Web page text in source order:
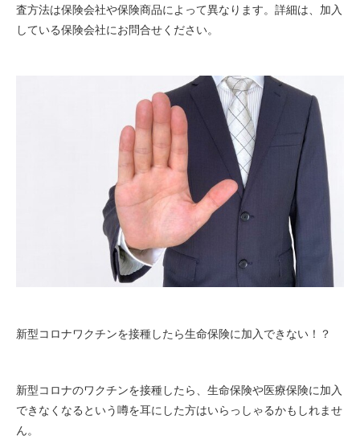
査方法は保険会社や保険商品によって異なります。詳細は、加入
している保険会社にお問合せください。
新型コロナワクチンを接種したら生命保険に加入できない！？
新型コロナのワクチンを接種したら、生命保険や医療保険に加入
できなくなるという噂を耳にした方はいらっしゃるかもしれませ
ん。